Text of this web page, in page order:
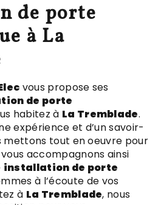
de porte
à La
vous propose ses
de porte
habitez à La Tremblade.
expérience et d’un savoir-
mettons tout en oeuvre pour
accompagnons ainsi
installation de porte
à l’écoute de vos
à La Tremblade, nous